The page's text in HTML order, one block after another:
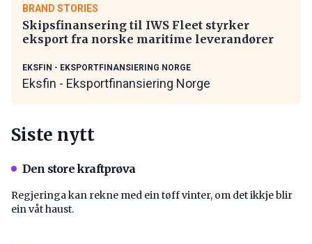
BRAND STORIES
Skipsfinansering til IWS Fleet styrker
eksport fra norske maritime leverandører
EKSFIN - EKSPORTFINANSIERING NORGE
Eksfin - Eksportfinansiering Norge
Siste nytt
Den store kraftprøva
Regjeringa kan rekne med ein tøff vinter, om det ikkje blir
ein våt haust.